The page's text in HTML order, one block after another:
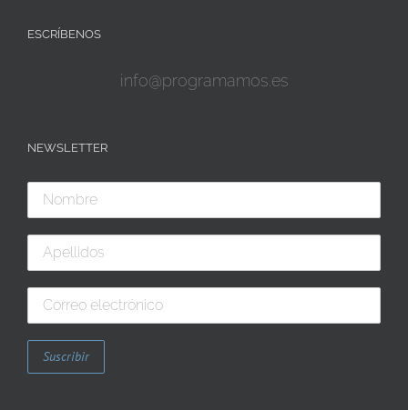
ESCRÍBENOS
info@programamos.es
NEWSLETTER